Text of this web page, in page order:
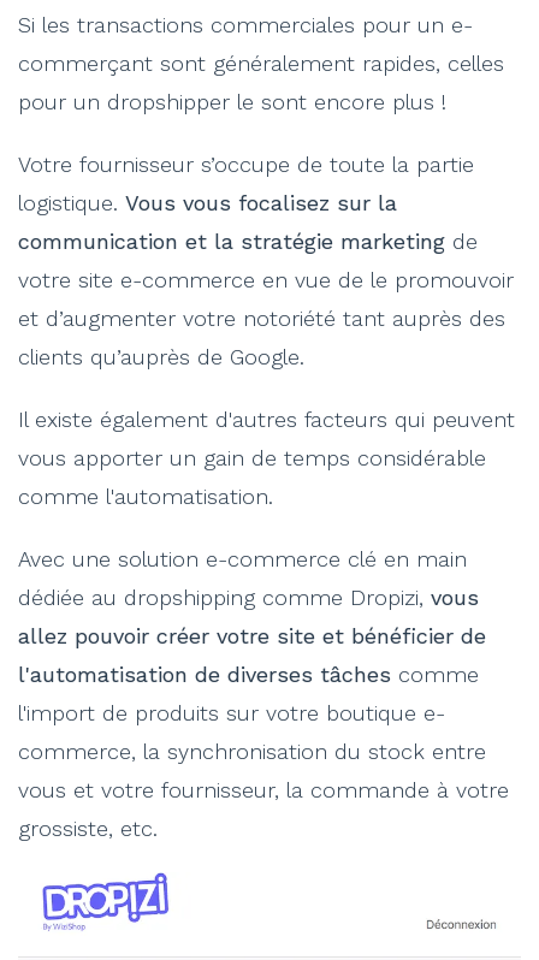
Si les transactions commerciales pour un e-
commerçant sont généralement rapides, celles
pour un dropshipper le sont encore plus !
Votre fournisseur s’occupe de toute la partie
logistique. Vous vous focalisez sur la
communication et la stratégie marketing de
votre site e-commerce en vue de le promouvoir
et d’augmenter votre notoriété tant auprès des
clients qu’auprès de Google.
Il existe également d'autres facteurs qui peuvent
vous apporter un gain de temps considérable
comme l'automatisation.
Avec une solution e-commerce clé en main
dédiée au dropshipping comme Dropizi, vous
allez pouvoir créer votre site et bénéficier de
l'automatisation de diverses tâches comme
l'import de produits sur votre boutique e-
commerce, la synchronisation du stock entre
vous et votre fournisseur, la commande à votre
grossiste, etc.